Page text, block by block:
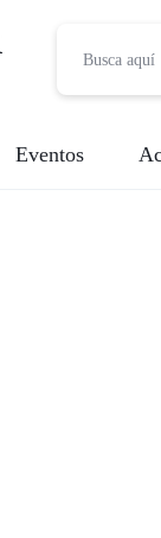
Eventos